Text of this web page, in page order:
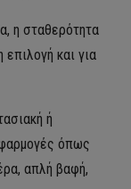
η σταθερότητα
και για
ή
όπως
απλή βαφή,